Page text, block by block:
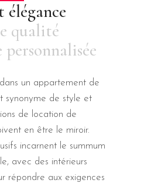
qualité
personnalisée
un appartement de
synonyme de style et
de location de
en être le miroir.
incarnent le summum
avec des intérieurs
répondre aux exigences